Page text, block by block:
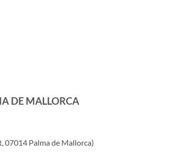
DE MALLORCA
07014 Palma de Mallorca)